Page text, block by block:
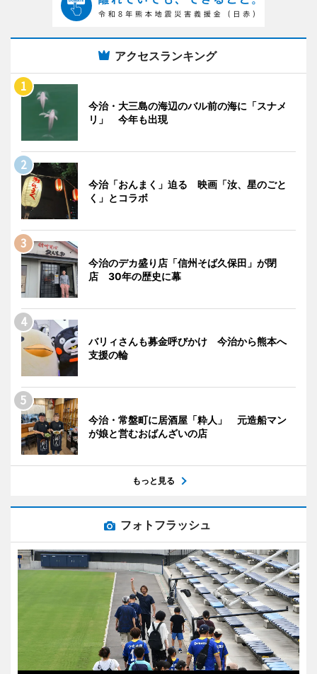
アクセスランキング
今治・大三島の海辺のバル前の海に「スナメ
リ」 今年も出現
今治「おんまく」迫る 映画「汝、星のごと
く」とコラボ
今治のデカ盛り店「信州そば久保田」が閉
店 30年の歴史に幕
バリィさんも募金呼びかけ 今治から熊本へ
支援の輪
今治・常盤町に居酒屋「粋人」 元造船マン
が娘と営むおばんざいの店
もっと見る
フォトフラッシュ